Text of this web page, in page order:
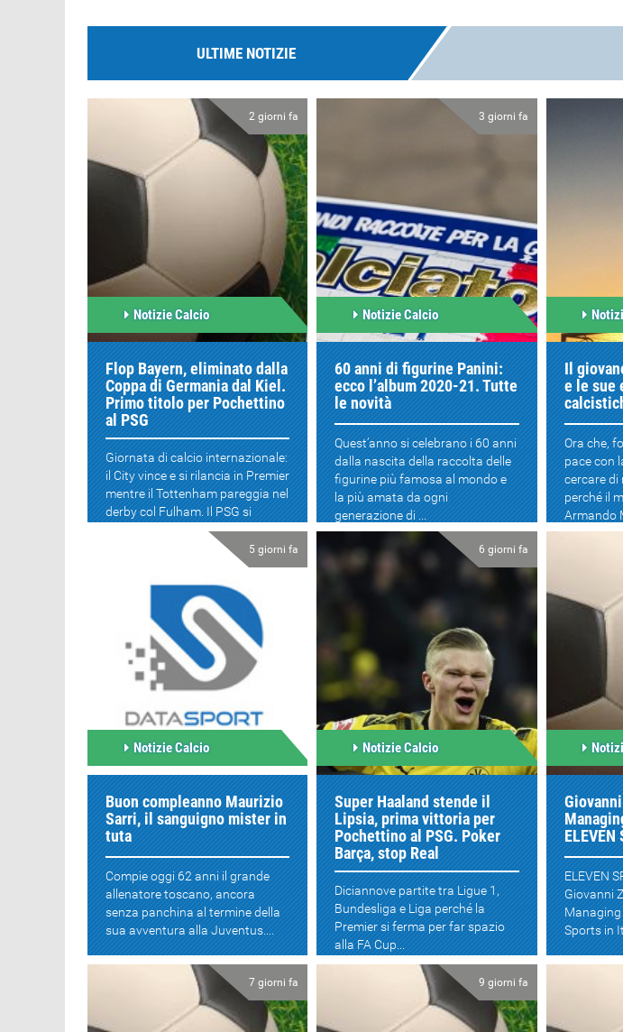
ULTIME NOTIZIE
2 giorni fa
Notizie Calcio
Flop Bayern, eliminato dalla
Coppa di Germania dal Kiel.
Primo titolo per Pochettino
al PSG
Giornata di calcio internazionale:
il City vince e si rilancia in Premier
mentre il Tottenham pareggia nel
derby col Fulham. Il PSG si
3 giorni fa
Notizie Calcio
60 anni di figurine Panini:
ecco l’album 2020-21. Tutte
le novità
Quest’anno si celebrano i 60 anni
dalla nascita della raccolta delle
figurine più famosa al mondo e
la più amata da ogni
generazione di ...
Il
e le sue
Ora che,
pace con
cercare di
perché il
Armando
5 giorni fa
Notizie Calcio
Buon compleanno Maurizio
Sarri, il sanguigno mister in
tuta
Compie oggi 62 anni il grande
allenatore toscano, ancora
senza panchina al termine della
sua avventura alla Juventus....
6 giorni fa
Notizie Calcio
Super Haaland stende il
Lipsia, prima vittoria per
Pochettino al PSG. Poker
Barça, stop Real
Diciannove partite tra Ligue 1,
Bundesliga e Liga perché la
Premier si ferma per far spazio
alla FA Cup...
ELEVEN
ELEVEN
Giovanni
Managing
Sports in
7 giorni fa 9 giorni fa